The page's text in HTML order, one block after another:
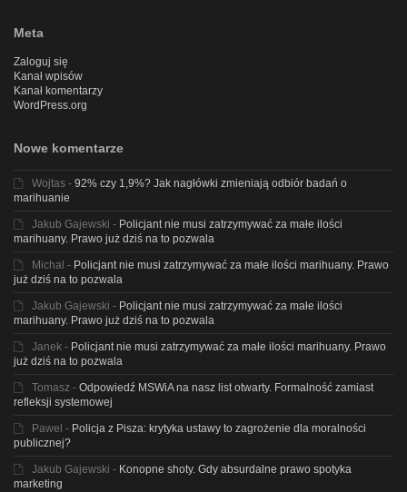
Meta
Zaloguj się
Kanał wpisów
Kanał komentarzy
WordPress.org
Nowe komentarze
Wojtas - 92% czy 1,9%? Jak nagłówki zmieniają odbiór badań o
marihuanie
Jakub Gajewski - Policjant nie musi zatrzymywać za małe ilości
marihuany. Prawo już dziś na to pozwala
Michal - Policjant nie musi zatrzymywać za małe ilości marihuany. Prawo
już dziś na to pozwala
Jakub Gajewski - Policjant nie musi zatrzymywać za małe ilości
marihuany. Prawo już dziś na to pozwala
Janek - Policjant nie musi zatrzymywać za małe ilości marihuany. Prawo
już dziś na to pozwala
Tomasz - Odpowiedź MSWiA na nasz list otwarty. Formalność zamiast
refleksji systemowej
Pawel - Policja z Pisza: krytyka ustawy to zagrożenie dla moralności
publicznej?
Jakub Gajewski - Konopne shoty. Gdy absurdalne prawo spotyka
marketing